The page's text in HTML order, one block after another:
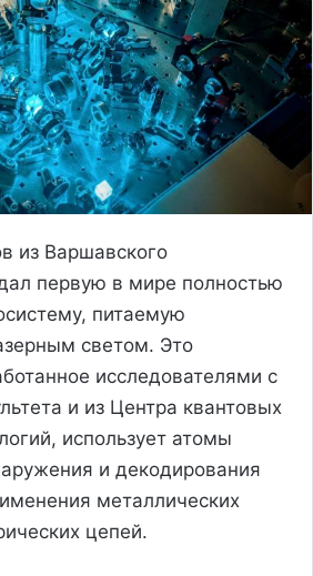
из Варшавского
первую в мире полностью
питаемую
светом. Это
исследователями с
и из Центра квантовых
использует атомы
и декодирования
металлических
цепей.